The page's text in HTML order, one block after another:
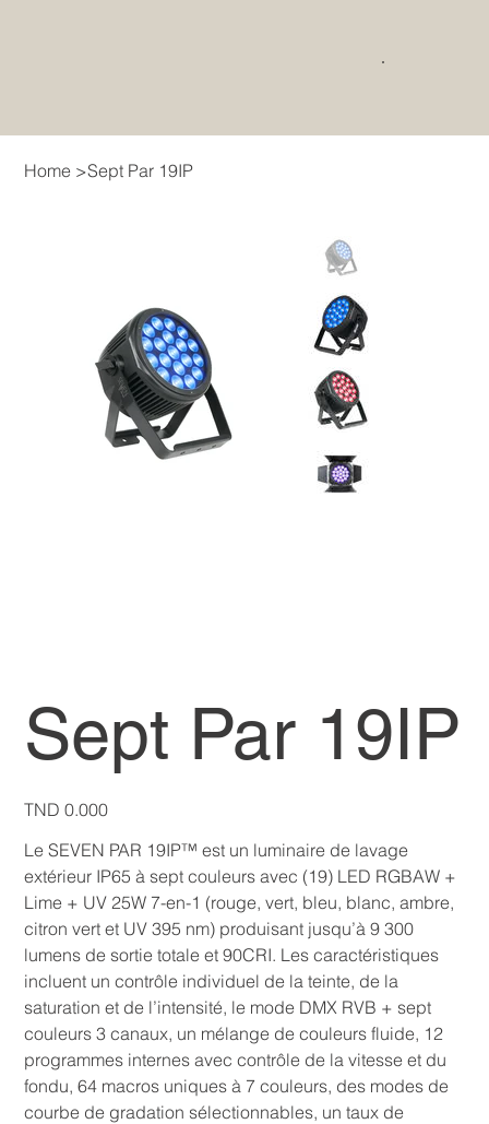
Home >Sept Par 19IP
Sept Par 19IP
Price
TND 0.000
Le SEVEN PAR 19IP™ est un luminaire de lavage
extérieur IP65 à sept couleurs avec (19) LED RGBAW +
Lime + UV 25W 7-en-1 (rouge, vert, bleu, blanc, ambre,
citron vert et UV 395 nm) produisant jusqu’à 9 300
lumens de sortie totale et 90CRI. Les caractéristiques
incluent un contrôle individuel de la teinte, de la
saturation et de l’intensité, le mode DMX RVB + sept
couleurs 3 canaux, un mélange de couleurs fluide, 12
programmes internes avec contrôle de la vitesse et du
fondu, 64 macros uniques à 7 couleurs, des modes de
courbe de gradation sélectionnables, un taux de